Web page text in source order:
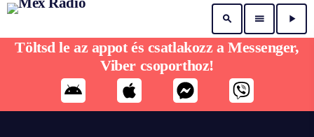
search menu play_arrow
Töltsd le az appot és csatlakozz a Messenger,
Viber csoporthoz!